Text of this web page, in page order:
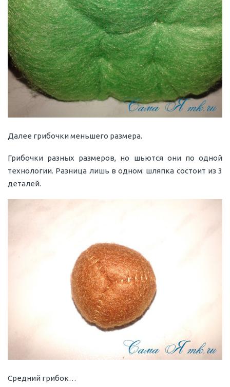
Далее грибочки меньшего размера.
Грибочки разных размеров, но шьются они по одной
технологии. Разница лишь в одном: шляпка состоит из 3
деталей.
Средний грибок…